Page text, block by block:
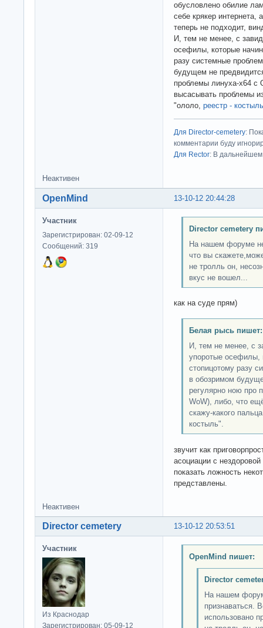
обусловлено обилие
себе крякер интернета,
теперь не подходит,
И, тем не менее, с
осефилы, которые
разу системные
будущем не
проблемы линуха-x64 с
высасывать проблемы
"ололо, реестр - костыль
Для Director-cemetery:
комментарии буду
Для Rector: В дальнейшем
Неактивен
13-10-12 20:44:28
OpenMind
Участник
Зарегистрирован: 02-09-12
Сообщений: 319
Director cemetery
На нашем форуме
что вы
не тролль он,
вкус не вошел...
как на суде прям)
Белая рысь пишет:
И, тем не менее, с
упоротые осефилы,
стопицотому разу
в обозримом
регулярно ною про
WoW), либо, что
скажу-какого
костыль".
звучит как
асоциации с
показать ложность
представлены.
Неактивен
13-10-12 20:53:51
Director cemetery
Участник
Из Краснодар
Зарегистрирован: 05-09-12
OpenMind пишет:
Director
На нашем
признаваться.
использовано